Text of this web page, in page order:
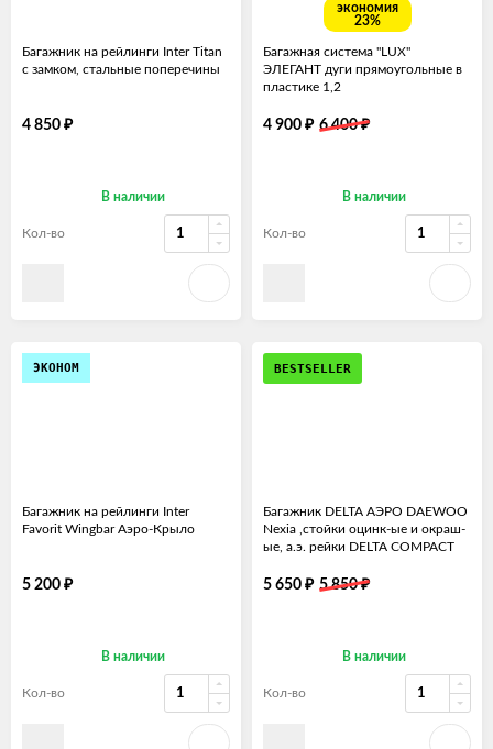
Багажник на рейлинги Inter Titan
с замком, стальные поперечины
4 850 ₽
В наличии
Кол-во
экономия
23%
Багажная система "LUX"
ЭЛЕГАНТ дуги прямоугольные в
пластике 1,2
4 900 ₽ 6 400₽
В наличии
Кол-во
ЭКОНОМ
Багажник на рейлинги Inter
Favorit Wingbar Аэро-Крыло
5 200 ₽
В наличии
Кол-во
BESTSELLER
Багажник DELTA АЭРО DAEWOO
Nexia ,стойки оцинк-ые и окраш-
ые, а.э. рейки DELTA COMPACT
5 650 ₽ 5 850₽
В наличии
Кол-во